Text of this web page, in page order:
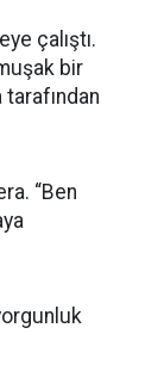
çalıştı.
bir
“Ben